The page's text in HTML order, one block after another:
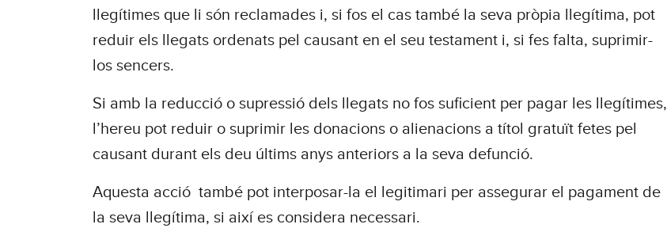
llegítimes que li són reclamades i, si fos el cas també la seva pròpia llegítima, pot
reduir els llegats ordenats pel causant en el seu testament i, si fes falta, suprimir-
los sencers.
Si amb la reducció o supressió dels llegats no fos suficient per pagar les llegítimes,
l’hereu pot reduir o suprimir les donacions o alienacions a títol gratuït fetes pel
causant durant els deu últims anys anteriors a la seva defunció.
Aquesta acció també pot interposar-la el legitimari per assegurar el pagament de
la seva llegítima, si així es considera necessari.